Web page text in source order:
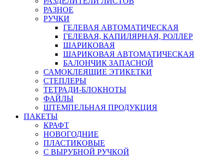
РАЗНОЕ
РУЧКИ
ГЕЛЕВАЯ АВТОМАТИЧЕСКАЯ
ГЕЛЕВАЯ, КАПИЛЯРНАЯ, РОЛЛЕР
ШАРИКОВАЯ
ШАРИКОВАЯ АВТОМАТИЧЕСКАЯ
БАЛОНЧИК ЗАПАСНОЙ
САМОКЛЕЯЩИЕ ЭТИКЕТКИ
СТЕПЛЕРЫ
ТЕТРАДИ-БЛОКНОТЫ
ФАЙЛЫ
ШТЕМПЕЛЬНАЯ ПРОДУКЦИЯ
ПАКЕТЫ
КРАФТ
НОВОГОДНИЕ
ПЛАСТИКОВЫЕ
С ВЫРУБНОЙ РУЧКОЙ